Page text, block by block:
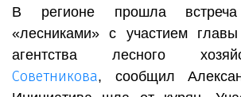
В регионе прошла
«лесниками» с участием
агентства лесного
Советникова, сообщил